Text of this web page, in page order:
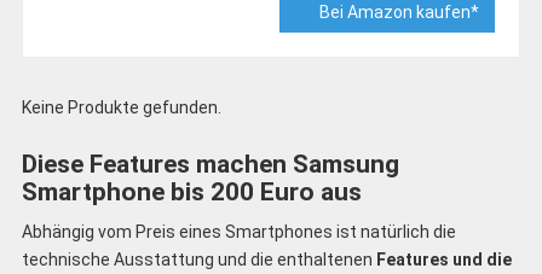
Bei Amazon kaufen*
Keine Produkte gefunden.
Diese Features machen Samsung
Smartphone bis 200 Euro aus
Abhängig vom Preis eines Smartphones ist natürlich die
technische Ausstattung und die enthaltenen Features und die